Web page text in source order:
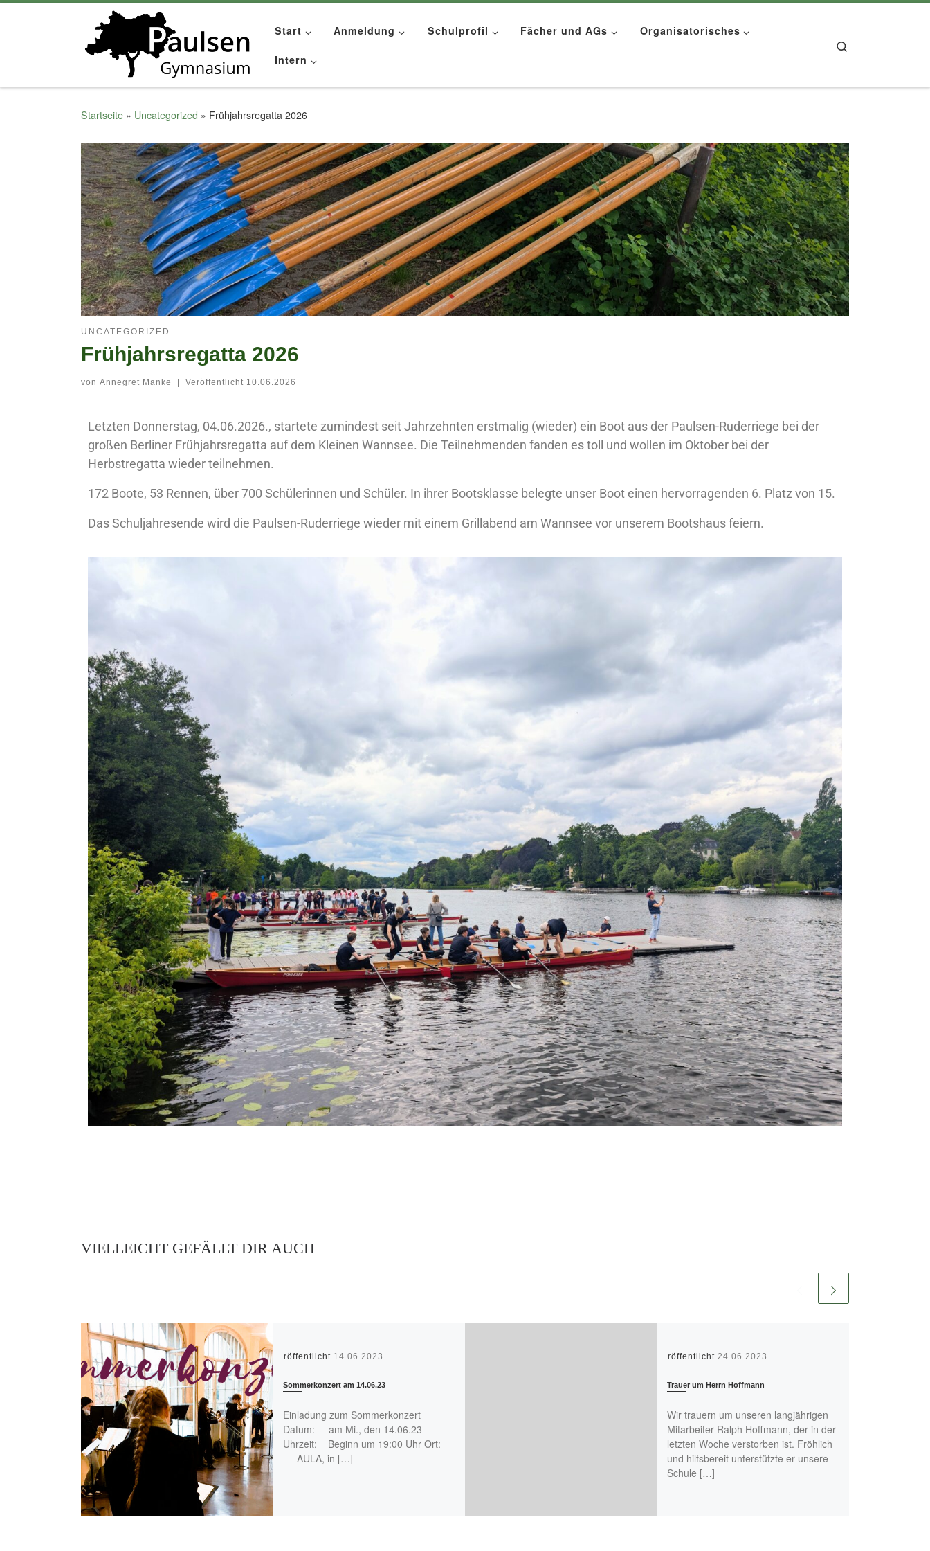
Zum Inhalt springen
Start Anmeldung Schulprofil Fächer und AGs Organisatorisches
Intern
Startseite » Uncategorized » Frühjahrsregatta 2026
UNCATEGORIZED
Frühjahrsregatta 2026
von Annegret Manke Veröffentlicht 10.06.2026
Letzten Donnerstag, 04.06.2026., startete zumindest seit Jahrzehnten erstmalig (wieder) ein Boot aus der Paulsen-Ruderriege bei der
großen Berliner Frühjahrsregatta auf dem Kleinen Wannsee. Die Teilnehmenden fanden es toll und wollen im Oktober bei der
Herbstregatta wieder teilnehmen.
172 Boote, 53 Rennen, über 700 Schülerinnen und Schüler. In ihrer Bootsklasse belegte unser Boot einen hervorragenden 6. Platz von 15.
Das Schuljahresende wird die Paulsen-Ruderriege wieder mit einem Grillabend am Wannsee vor unserem Bootshaus feiern.
VIELLEICHT GEFÄLLT DIR AUCH
Veröffentlicht 14.06.2023
Sommerkonzert am 14.06.23
Einladung zum Sommerkonzert
Datum: am Mi., den 14.06.23
Uhrzeit: Beginn um 19:00 Uhr Ort:
AULA, in […]
Veröffentlicht 24.06.2023
Trauer um Herrn Hoffmann
Wir trauern um unseren langjährigen
Mitarbeiter Ralph Hoffmann, der in der
letzten Woche verstorben ist. Fröhlich
und hilfsbereit unterstützte er unsere
Schule […]